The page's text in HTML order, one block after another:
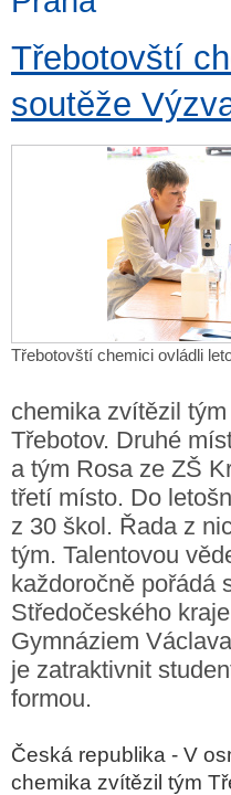
Třebotovští
soutěže
Třebotovští chemici ovládli
chemika zvítězil
Třebotov. Druhé
a tým Rosa ze ZŠ
třetí místo. Do
z 30 škol. Řada z
tým. Talentovou
každoročně pořádá
Středočeského
Gymnáziem
je zatraktivnit
formou.
Česká republika - V
chemika zvítězil tým